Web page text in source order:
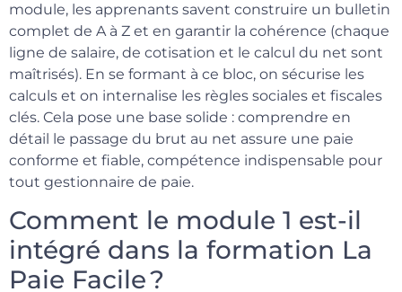
module, les apprenants savent construire un bulletin
complet de A à Z et en garantir la cohérence (chaque
ligne de salaire, de cotisation et le calcul du net sont
maîtrisés). En se formant à ce bloc, on sécurise les
calculs et on internalise les règles sociales et fiscales
clés. Cela pose une base solide : comprendre en
détail le passage du brut au net assure une paie
conforme et fiable, compétence indispensable pour
tout gestionnaire de paie.
Comment le module 1 est-il
intégré dans la formation La
Paie Facile ?